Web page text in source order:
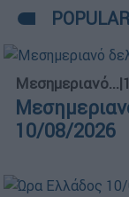
Μεσημεριανό...|
10/08/2026